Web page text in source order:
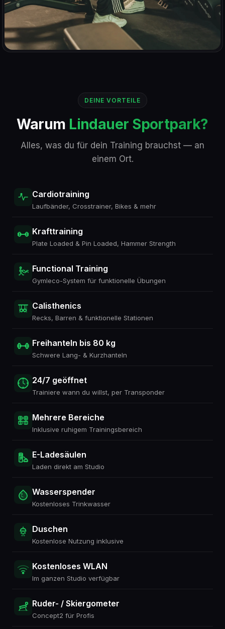
DEINE VORTEILE
Warum Lindauer Sportpark?
Alles, was du für dein Training brauchst — an
einem Ort.
Cardiotraining
Laufbänder, Crosstrainer, Bikes & mehr
Krafttraining
Plate Loaded & Pin Loaded, Hammer Strength
Functional Training
Gymleco-System für funktionelle Übungen
Calisthenics
Recks, Barren & funktionelle Stationen
Freihanteln bis 80 kg
Schwere Lang- & Kurzhanteln
24/7 geöffnet
Trainiere wann du willst, per Transponder
Mehrere Bereiche
Inklusive ruhigem Trainingsbereich
E-Ladesäulen
Laden direkt am Studio
Wasserspender
Kostenloses Trinkwasser
Duschen
Kostenlose Nutzung inklusive
Kostenloses WLAN
Im ganzen Studio verfügbar
Ruder- / Skiergometer
Concept2 für Profis